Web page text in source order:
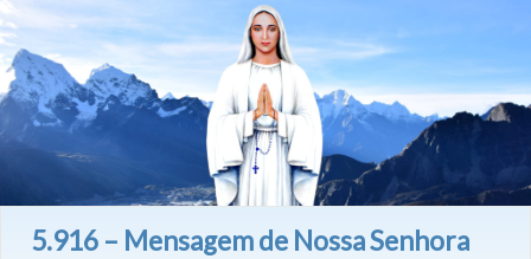
5.916 – Mensagem de Nossa Senhora